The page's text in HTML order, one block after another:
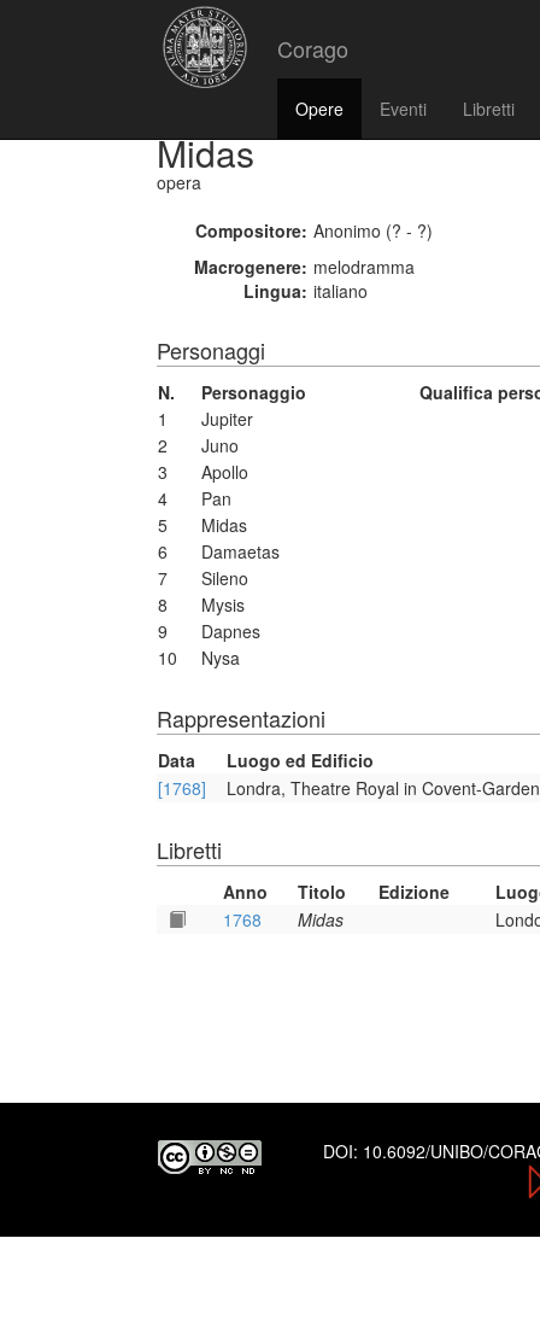
Corago
Opere Eventi Libretti
Midas
opera
Compositore: Anonimo (? - ?)
Macrogenere: melodramma
Lingua: italiano
Personaggi
N. Personaggio
Qualifica
1
Jupiter
2
Juno
3
Apollo
4
Pan
5
Midas
6
Damaetas
7
Sileno
8
Mysis
9
Dapnes
10
Nysa
Rappresentazioni
Data
Luogo ed Edificio
[1768]
Londra, Theatre Royal in Covent-Garden
Libretti
Anno Titolo Edizione
1768
Midas
DOI: 10.6092/UNIBO/